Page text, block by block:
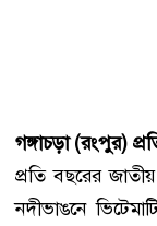
গঙ্গাচড়া (রংপুর)
প্রতি বছরের
নদীভাঙনে